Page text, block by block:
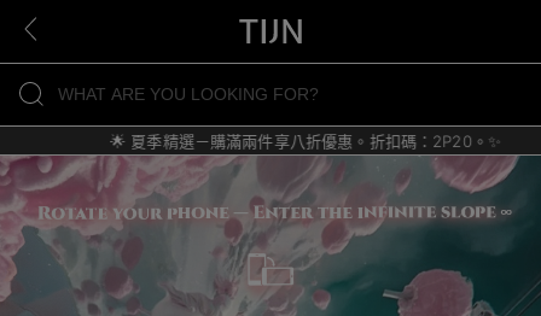
🌟 夏季精選－購滿兩件享八折優惠。折扣碼：2P20。✨